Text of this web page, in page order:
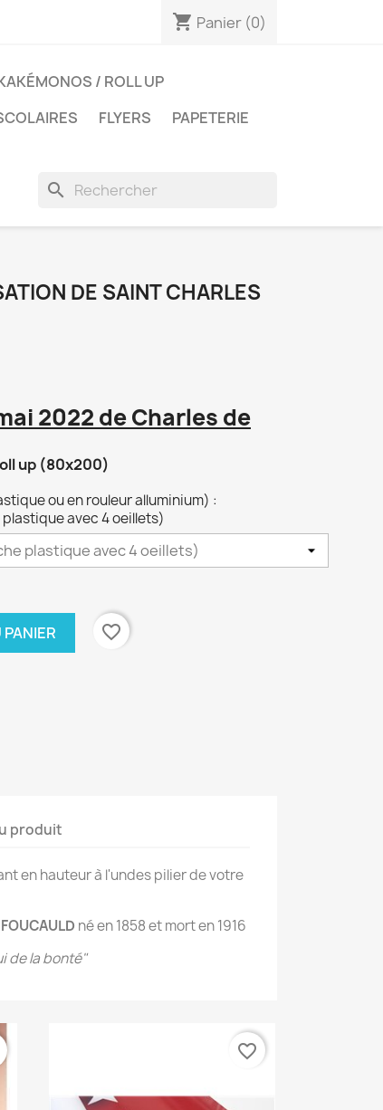
shopping_cart Panier (0)
/ ROLL UP
FLYERS
PAPETERIE
search
DE SAINT CHARLES
2022 de Charles de
up (80x200)
ou en rouleur alluminium) :
avec 4 oeillets)
favorite_border
produit
en hauteur à l'undes pilier de votre
né en 1858 et mort en 1916
de la bonté"
favorite_border